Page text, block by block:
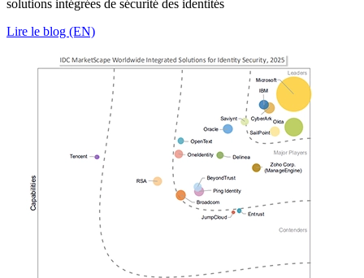
solutions intégrées de sécurité des identités
Lire le blog (EN)